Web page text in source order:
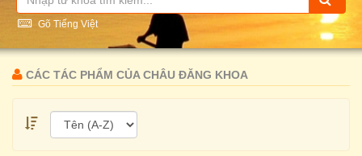
Gõ Tiếng Việt
CÁC TÁC PHẨM CỦA CHÂU ĐĂNG KHOA